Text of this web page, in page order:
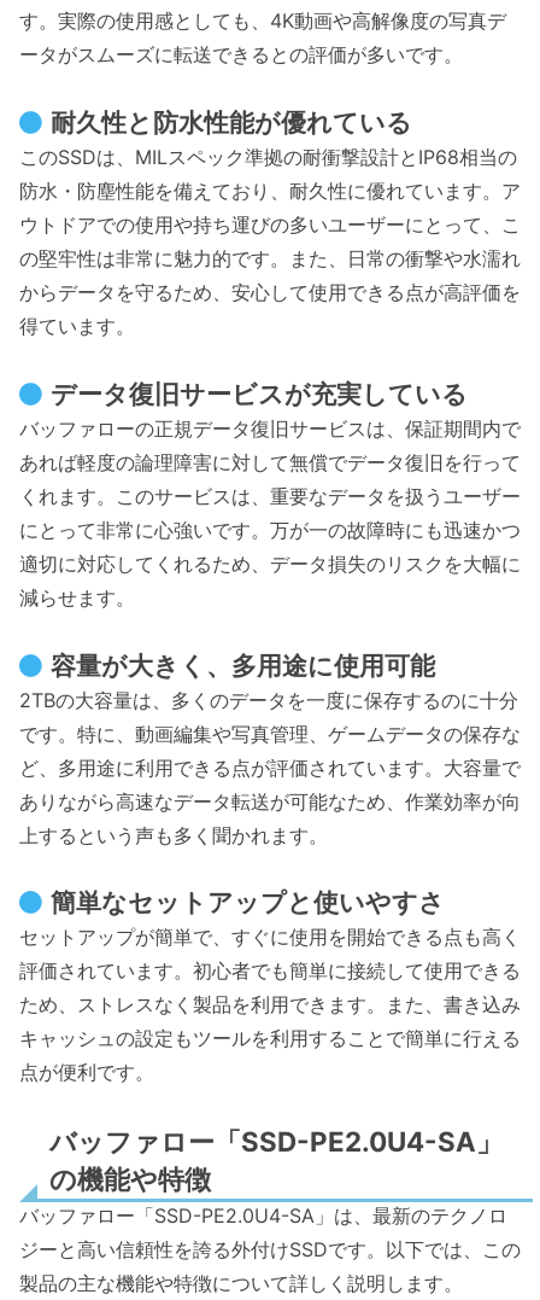
す。実際の使用感としても、4K動画や高解像度の写真デ
ータがスムーズに転送できるとの評価が多いです。
耐久性と防水性能が優れている
このSSDは、MILスペック準拠の耐衝撃設計とIP68相当の
防水・防塵性能を備えており、耐久性に優れています。ア
ウトドアでの使用や持ち運びの多いユーザーにとって、こ
の堅牢性は非常に魅力的です。また、日常の衝撃や水濡れ
からデータを守るため、安心して使用できる点が高評価を
得ています。
データ復旧サービスが充実している
バッファローの正規データ復旧サービスは、保証期間内で
あれば軽度の論理障害に対して無償でデータ復旧を行って
くれます。このサービスは、重要なデータを扱うユーザー
にとって非常に心強いです。万が一の故障時にも迅速かつ
適切に対応してくれるため、データ損失のリスクを大幅に
減らせます。
容量が大きく、多用途に使用可能
2TBの大容量は、多くのデータを一度に保存するのに十分
です。特に、動画編集や写真管理、ゲームデータの保存な
ど、多用途に利用できる点が評価されています。大容量で
ありながら高速なデータ転送が可能なため、作業効率が向
上するという声も多く聞かれます。
簡単なセットアップと使いやすさ
セットアップが簡単で、すぐに使用を開始できる点も高く
評価されています。初心者でも簡単に接続して使用できる
ため、ストレスなく製品を利用できます。また、書き込み
キャッシュの設定もツールを利用することで簡単に行える
点が便利です。
バッファロー「SSD-PE2.0U4-SA」
の機能や特徴
バッファロー「SSD-PE2.0U4-SA」は、最新のテクノロ
ジーと高い信頼性を誇る外付けSSDです。以下では、この
製品の主な機能や特徴について詳しく説明します。